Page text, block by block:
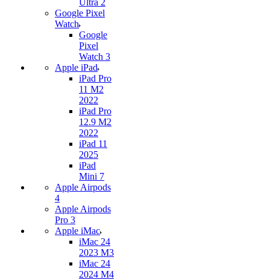
Ultra 2
Google Pixel
Watch
Google
Pixel
Watch 3
Apple iPad
iPad Pro
11 M2
2022
iPad Pro
12.9 M2
2022
iPad 11
2025
iPad
Mini 7
Apple Airpods
4
Apple Airpods
Pro 3
Apple iMac
iMac 24
2023 M3
iMac 24
2024 M4